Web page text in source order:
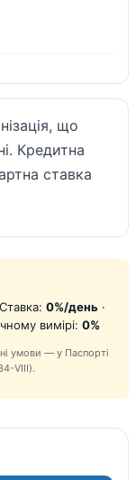
що
Кредитна
ставка
0%/день ·
вимірі: 0%
умови — у Паспорті
VIII).